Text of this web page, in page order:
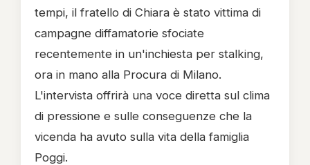
tempi, il fratello di Chiara è stato vittima di
campagne diffamatorie sfociate
recentemente in un'inchiesta per stalking,
ora in mano alla Procura di Milano.
L'intervista offrirà una voce diretta sul clima
di pressione e sulle conseguenze che la
vicenda ha avuto sulla vita della famiglia
Poggi.